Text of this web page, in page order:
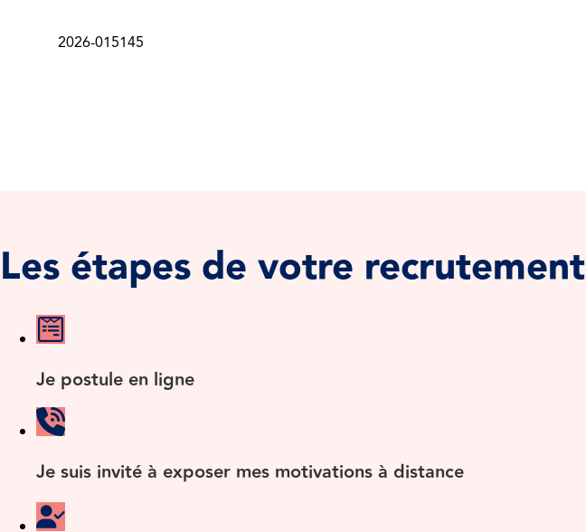
2026-015145
Les étapes de votre recrutement
Je postule en ligne
Je suis invité à exposer mes motivations à distance